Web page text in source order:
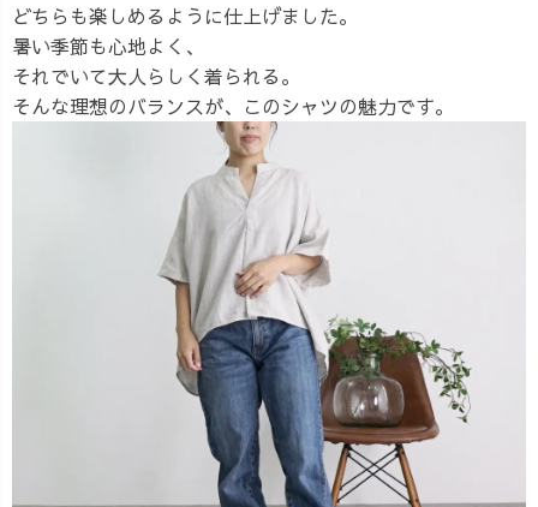
どちらも楽しめるように仕上げました。
暑い季節も心地よく、
それでいて大人らしく着られる。
そんな理想のバランスが、このシャツの魅力です。